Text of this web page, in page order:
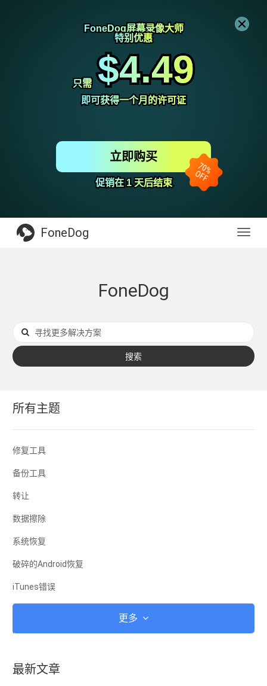
FoneDog屏幕录像大师
FoneDog屏幕录像大师
特别优惠
特别优惠
只需
只需 $4.49
$4.49
即可获得一个月的许可证
即可获得一个月的许可证
促销在 1 天后结束
促销在 1 天后结束
立即购买
FoneDog
FoneDog
搜索
所有主题
修复工具
备份工具
转让
数据擦除
系统恢复
破碎的Android恢复
iTunes错误
iTunes的
iOS恢复模式
更多
最新文章